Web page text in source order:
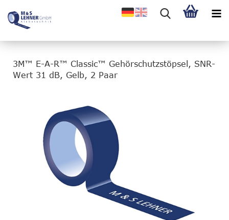
3M™ E-A-R™ Classic™ Gehörschutzstöpsel, SNR-
Wert 31 dB, Gelb, 2 Paar